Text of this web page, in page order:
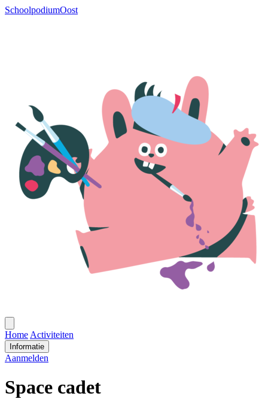
SchoolpodiumOost
menu
Home Activiteiten
Informatie
Aanmelden
Space cadet